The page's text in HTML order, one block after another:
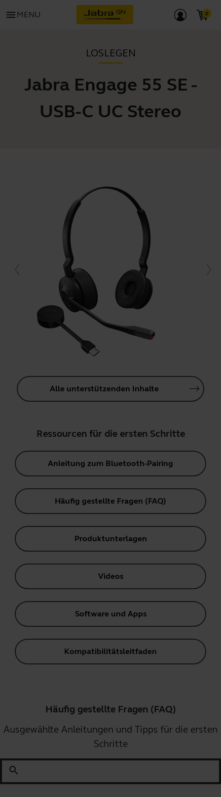
menu MENU
LOSLEGEN
Jabra Engage 55 SE -
USB-C UC Stereo
Alle unterstützenden Inhalte
Ressourcen für die ersten Schritte
Anleitung zum Bluetooth-Pairing
Häufig gestellte Fragen (FAQ)
Produktunterlagen
Videos
Software und Apps
Kompatibilitätsleitfaden
Häufig gestellte Fragen (FAQ)
Ausgewählte Anleitungen und Tipps für die ersten
Schritte
search